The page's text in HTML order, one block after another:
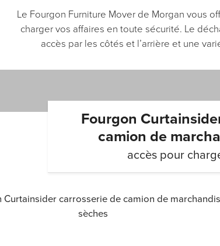
Le Fourgon Furniture Mover de Morgan vous
charger vos affaires en toute sécurité. Le
accès par les côtés et l’arrière et une
Fourgon
camion de
accès pour